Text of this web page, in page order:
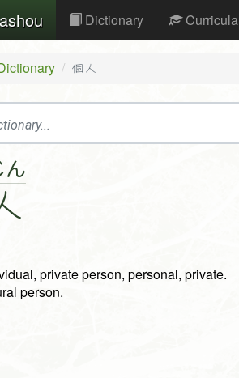
Dictionary Curricula
個人
ん
private person, personal, private.
person.